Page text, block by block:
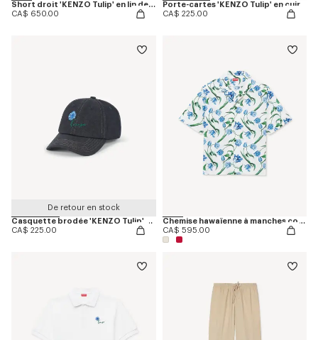
Short droit 'KENZO Tulip' en lin de coton
CA$ 650.00
Porte-cartes 'KENZO Tulip' en cuir
CA$ 225.00
De retour en stock
Casquette brodée 'KENZO Tulip' en sergé façon denim
CA$ 225.00
Chemise hawaïenne à manches courtes 'KENZO Tulip' en coton
CA$ 595.00